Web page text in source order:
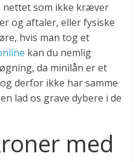
nettet som ikke kræver
og aftaler, eller fysiske
hvis man tog et
kan du nemlig
da minilån er et
derfor ikke har samme
lad os grave dybere i de
med